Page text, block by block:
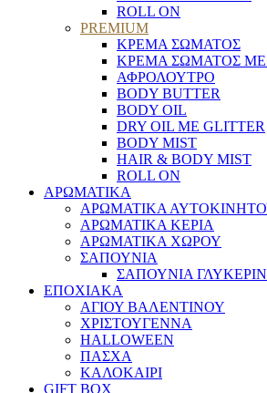
ROLL ON
PREMIUM
ΚΡΕΜΑ ΣΩΜΑΤΟΣ
ΚΡΕΜΑ ΣΩΜΑΤΟΣ ΜΕ
ΑΦΡΟΛΟΥΤΡΟ
BODY BUTTER
BODY OIL
DRY OIL ΜΕ GLITTER
BODY MIST
HAIR & BODY MIST
ROLL ON
ΑΡΩΜΑΤΙΚΑ
ΑΡΩΜΑΤΙΚΑ
ΑΡΩΜΑΤΙΚΑ ΚΕΡΙΑ
ΑΡΩΜΑΤΙΚΑ ΧΩΡΟΥ
ΣΑΠΟΥΝΙΑ
ΣΑΠΟΥΝΙΑ
ΕΠΟΧΙΑΚΑ
ΑΓΙΟΥ ΒΑΛΕΝΤΙΝΟΥ
ΧΡΙΣΤΟΥΓΕΝΝΑ
HALLOWEEN
ΠΑΣΧΑ
ΚΑΛΟΚΑΙΡΙ
GIFT BOX